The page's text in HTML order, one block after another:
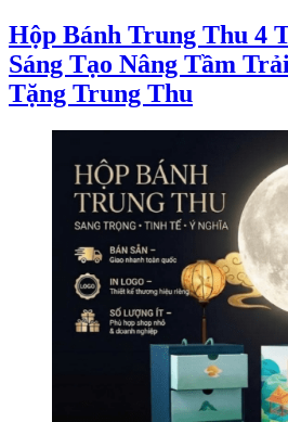
Hộp Bánh Trung Thu 4
Sáng Tạo Nâng Tầm
Tặng Trung Thu